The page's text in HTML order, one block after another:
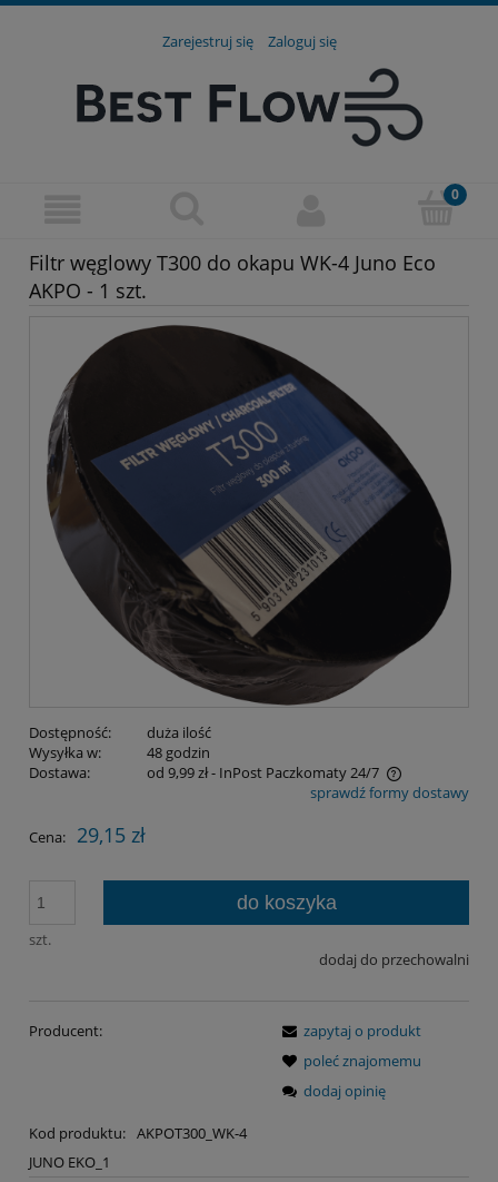
Zarejestruj się Zaloguj się
Filtr węglowy T300 do okapu WK-4 Juno Eco
AKPO - 1 szt.
Dostępność:
duża ilość
Wysyłka w:
48 godzin
Dostawa:
od 9,99 zł- InPost Paczkomaty 24/7
Cena nie zawiera ewentualnych kosztów płatnościsprawdź formy dostawy
Cena: 29,15 zł
szt.
do koszyka
dodaj do przechowalni
Producent:
Kod produktu: AKPOT300_WK-4
JUNO EKO_1
zapytaj o produkt
poleć znajomemu
dodaj opinię